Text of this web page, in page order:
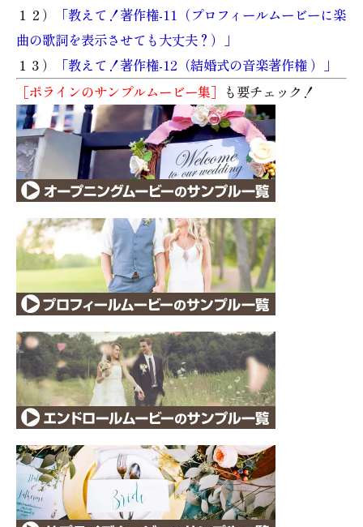
１２）
「教えて！著作権-11（プロフィールムービーに楽
曲の歌詞を表示させても大丈夫？）」
１３）
「教えて！著作権-12（結婚式の音楽著作権 ）」
［ポラインのサンプルムービー集］ も要チェック！